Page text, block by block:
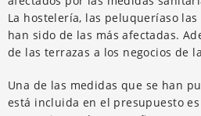
La hostelería, las peluqueríaso
han sido de las más afectadas.
de las terrazas a los negocios de
Una de las medidas que se han
está incluida en el presupuesto es